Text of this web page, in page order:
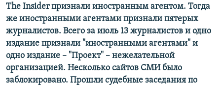
The Insider признали иностранным агентом. Тогда
же иностранными агентами признали пятерых
журналистов. Всего за июль 13 журналистов и одно
издание признали "иностранными агентами" и
одно издание – "Проект" – нежелательной
организацией. Несколько сайтов СМИ было
заблокировано. Прошли судебные заседания по